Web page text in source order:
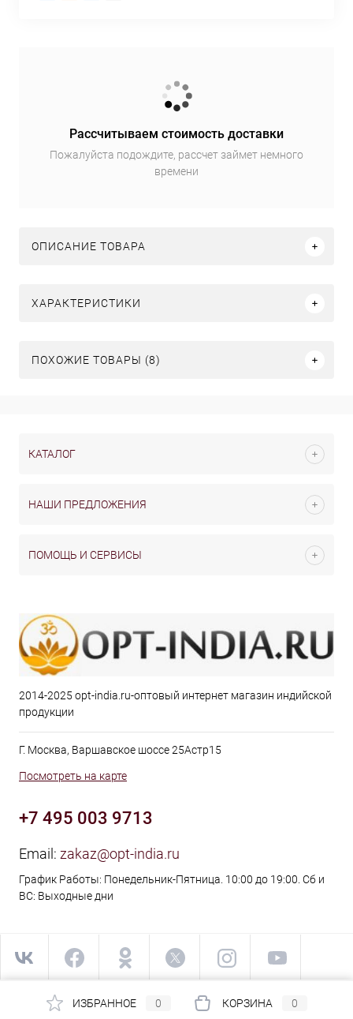
Рассчитываем стоимость доставки
Пожалуйста подождите, рассчет займет немного
времени
ОПИСАНИЕ ТОВАРА
ХАРАКТЕРИСТИКИ
ПОХОЖИЕ ТОВАРЫ (8)
КАТАЛОГ
НАШИ ПРЕДЛОЖЕНИЯ
ПОМОЩЬ И СЕРВИСЫ
2014-2025 opt-india.ru-оптовый интернет магазин индийской
продукции
Г. Москва, Варшавское шоссе 25Астр15
Посмотреть на карте
+7 495 003 9713
Email: zakaz@opt-india.ru
График Работы: Понедельник-Пятница. 10:00 до 19:00. Сб и
ВС: Выходные дни
ИЗБРАННОЕ 0 КОРЗИНА 0